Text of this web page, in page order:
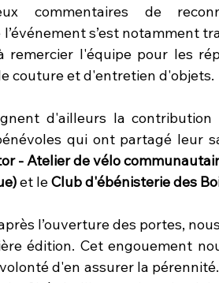
commentaires de
l’événement s’est notamment
remercier l'équipe pour les
couture et d'entretien d'objets.
d'ailleurs la
qui ont partagé leur
- Atelier de vélo
et le Club d'ébénisterie des
l’ouverture des portes,
édition. Cet engouement
d'en assurer la